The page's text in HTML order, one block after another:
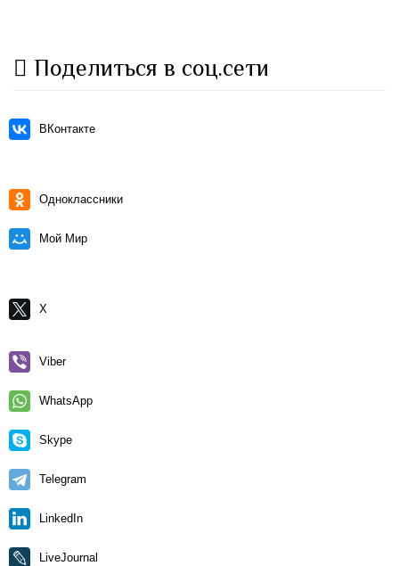
Поделиться в соц.сети
ВКонтакте
Одноклассники
Мой Мир
X
Viber
WhatsApp
Skype
Telegram
LinkedIn
LiveJournal